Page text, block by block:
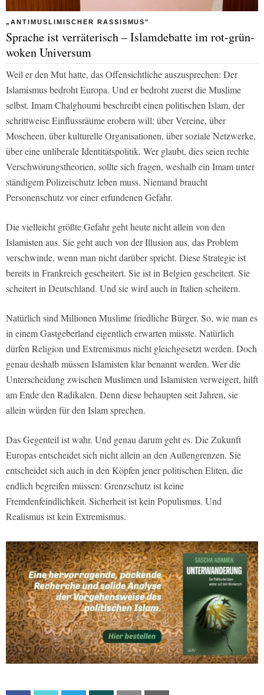
„ANTIMUSLIMISCHER RASSISMUS"
Sprache ist verräterisch – Islamdebatte im rot-grün-
woken Universum
Weil er den Mut hatte, das Offensichtliche auszusprechen: Der
Islamismus bedroht Europa. Und er bedroht zuerst die Muslime
selbst. Imam Chalghoumi beschreibt einen politischen Islam, der
schrittweise Einflussräume erobern will: über Vereine, über
Moscheen, über kulturelle Organisationen, über soziale Netzwerke,
über eine unliberale Identitätspolitik. Wer glaubt, dies seien rechte
Verschwörungstheorien, sollte sich fragen, weshalb ein Imam unter
ständigem Polizeischutz leben muss. Niemand braucht
Personenschutz vor einer erfundenen Gefahr.
Die vielleicht größte Gefahr geht heute nicht allein von den
Islamisten aus. Sie geht auch von der Illusion aus, das Problem
verschwinde, wenn man nicht darüber spricht. Diese Strategie ist
bereits in Frankreich gescheitert. Sie ist in Belgien gescheitert. Sie
scheitert in Deutschland. Und sie wird auch in Italien scheitern.
Natürlich sind Millionen Muslime friedliche Bürger. So, wie man es
in einem Gastgeberland eigentlich erwarten müsste. Natürlich
dürfen Religion und Extremismus nicht gleichgesetzt werden. Doch
genau deshalb müssen Islamisten klar benannt werden. Wer die
Unterscheidung zwischen Muslimen und Islamisten verweigert, hilft
am Ende den Radikalen. Denn diese behaupten seit Jahren, sie
allein würden für den Islam sprechen.
Das Gegenteil ist wahr. Und genau darum geht es. Die Zukunft
Europas entscheidet sich nicht allein an den Außengrenzen. Sie
entscheidet sich auch in den Köpfen jener politischen Eliten, die
endlich begreifen müssen: Grenzschutz ist keine
Fremdenfeindlichkeit. Sicherheit ist kein Populismus. Und
Realismus ist kein Extremismus.